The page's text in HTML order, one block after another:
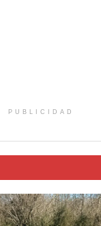
PUBLICIDAD